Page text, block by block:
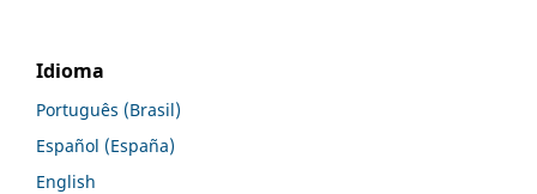
Idioma
Português (Brasil)
Español (España)
English